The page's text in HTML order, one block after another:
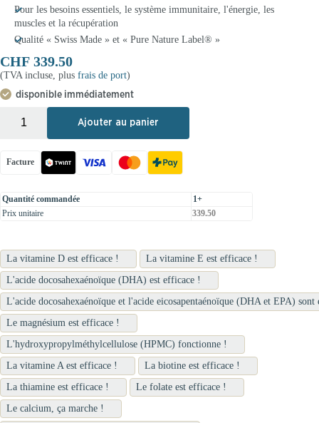
Pour les besoins essentiels, le système immunitaire, l'énergie, les
muscles et la récupération
Qualité « Swiss Made » et « Pure Nature Label® »
CHF 339.50
(TVA incluse, plus frais de port)
disponible immédiatement
Ajouter au panier
Facture
Quantité commandée
1+
Prix unitaire
339.50
La vitamine D est efficace !
La vitamine E est efficace !
L'acide docosahexaénoïque (DHA) est efficace !
L'acide docosahexaénoïque et l'acide eicosapentaénoïque (DHA et EPA) sont
Le magnésium est efficace !
L'hydroxypropylméthylcellulose (HPMC) fonctionne !
La vitamine A est efficace !
La biotine est efficace !
La thiamine est efficace !
Le folate est efficace !
Le calcium, ça marche !